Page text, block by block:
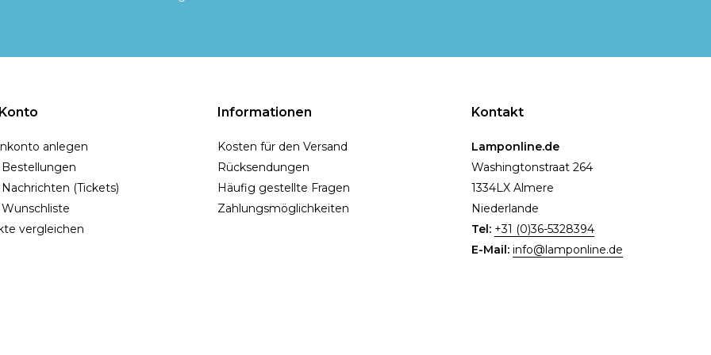
anlegen
(Tickets)
vergleichen
Informationen
Kosten für den Versand
Rücksendungen
Häufig gestellte Fragen
Zahlungsmöglichkeiten
Kontakt
Lamponline.de
Washingtonstraat 264
1334LX Almere
Niederlande
Tel: +31 (0)36-5328394
E-Mail: info@lamponline.de